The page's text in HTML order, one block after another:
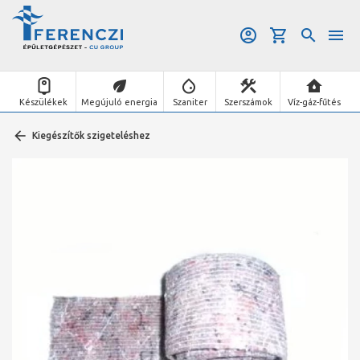
Készülékek Megújuló energia Szaniter Szerszámok Víz-gáz-fűtés
Kiegészítők szigeteléshez